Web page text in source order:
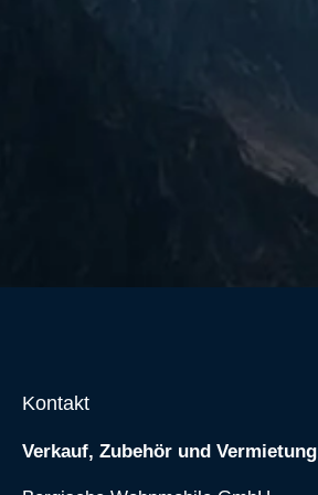
Kontakt
Verkauf, Zubehör und Vermietung